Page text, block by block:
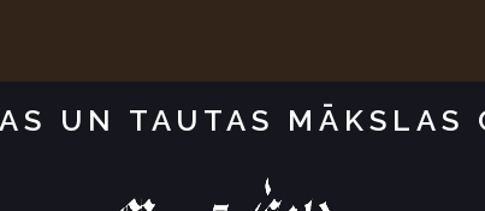
UN TAUTAS MĀKSLAS